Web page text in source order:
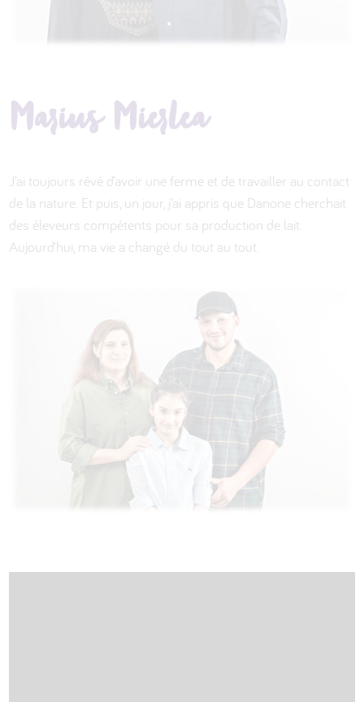
Marius Mierlea
J’ai toujours rêvé d’avoir une ferme et de travailler au contact
de la nature. Et puis, un jour, j’ai appris que Danone cherchait
des éleveurs compétents pour sa production de lait.
Aujourd’hui, ma vie a changé du tout au tout.